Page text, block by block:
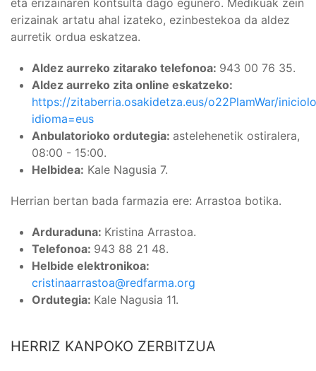
eta erizainaren kontsulta dago egunero. Medikuak zein
erizainak artatu ahal izateko, ezinbestekoa da aldez
aurretik ordua eskatzea.
Aldez aurreko zitarako telefonoa: 943 00 76 35.
Aldez aurreko zita online eskatzeko:
https://zitaberria.osakidetza.eus/o22PlamWar/
idioma=eus
Anbulatorioko ordutegia: astelehenetik ostiralera,
08:00 - 15:00.
Helbidea: Kale Nagusia 7.
Herrian bertan bada farmazia ere: Arrastoa botika.
Arduraduna: Kristina Arrastoa.
Telefonoa: 943 88 21 48.
Helbide elektronikoa:
cristinaarrastoa@redfarma.org
Ordutegia: Kale Nagusia 11.
HERRIZ KANPOKO ZERBITZUA